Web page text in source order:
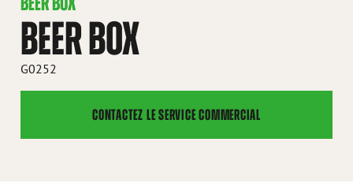
BEER BOX
G0252
CONTACTEZ LE SERVICE COMMERCIAL